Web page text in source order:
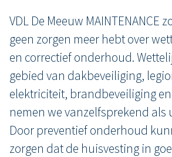
VDL De Meeuw MAINTENANCE
geen zorgen meer hebt over
en correctief onderhoud.
gebied van dakbeveiliging,
elektriciteit, brandbeveiliging
nemen we vanzelfsprekend als
Door preventief onderhoud
zorgen dat de huisvesting in